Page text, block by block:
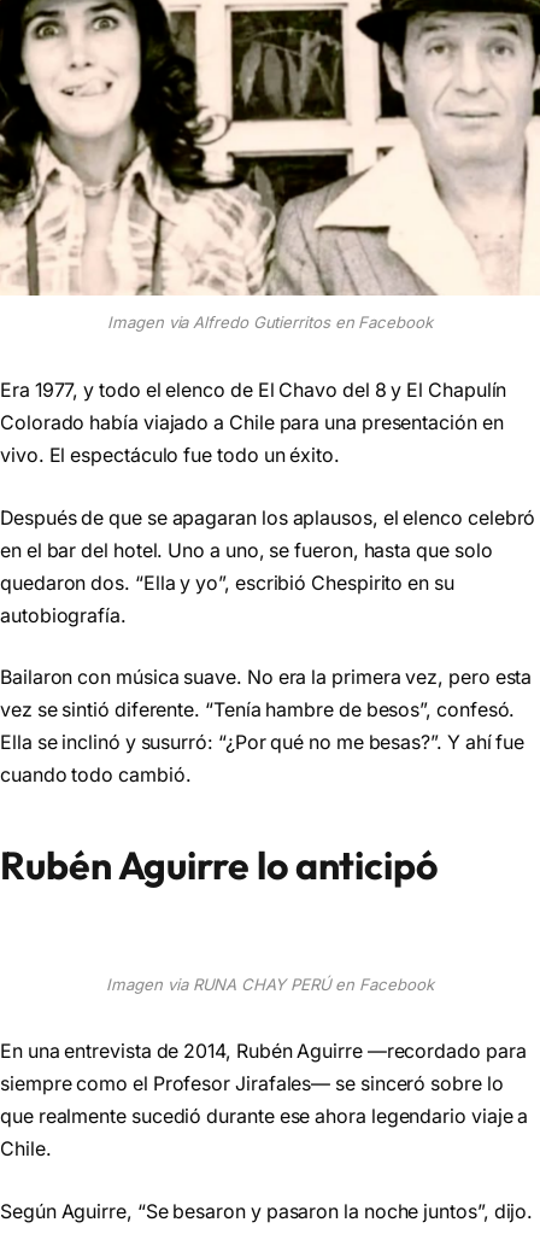
Imagen via Alfredo Gutierritos en Facebook
Era 1977, y todo el elenco de El Chavo del 8 y El Chapulín
Colorado había viajado a Chile para una presentación en
vivo. El espectáculo fue todo un éxito.
Después de que se apagaran los aplausos, el elenco celebró
en el bar del hotel. Uno a uno, se fueron, hasta que solo
quedaron dos. “Ella y yo”, escribió Chespirito en su
autobiografía.
Bailaron con música suave. No era la primera vez, pero esta
vez se sintió diferente. “Tenía hambre de besos”, confesó.
Ella se inclinó y susurró: “¿Por qué no me besas?”. Y ahí fue
cuando todo cambió.
Rubén Aguirre lo anticipó
Imagen via RUNA CHAY PERÚ en Facebook
En una entrevista de 2014, Rubén Aguirre —recordado para
siempre como el Profesor Jirafales— se sinceró sobre lo
que realmente sucedió durante ese ahora legendario viaje a
Chile.
Según Aguirre, “Se besaron y pasaron la noche juntos”, dijo.